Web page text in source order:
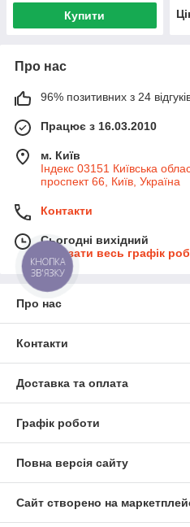
Купити
Про нас
96% позитивних з 24
Працює з 16.03.2010
м. Київ
Індекс 03151 Київська
проспект 66, Київ, Україна
Контакти
Сьогодні вихідний
Показати весь графік
Про нас
Контакти
Доставка та оплата
Графік роботи
Повна версія сайту
Сайт створено на
КНОПКА
ЗВ'ЯЗКУ